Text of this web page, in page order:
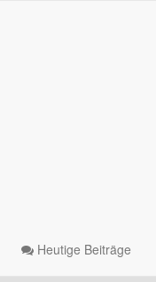
Heutige Beiträge